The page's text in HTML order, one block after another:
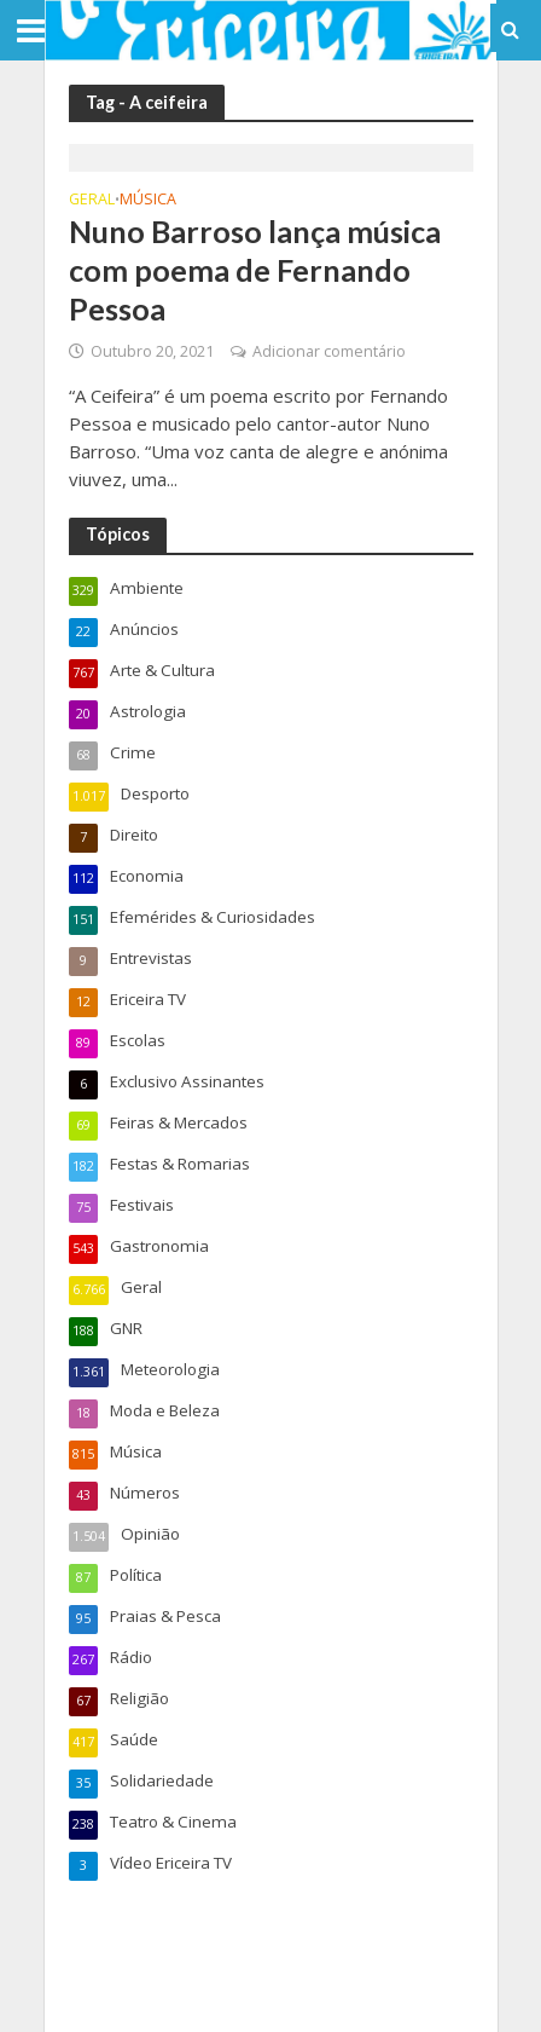
Tag - A ceifeira
GERAL•MÚSICA
Nuno Barroso lança música
com poema de Fernando
Pessoa
Outubro 20, 2021 Adicionar comentário
“A Ceifeira” é um poema escrito por Fernando
Pessoa e musicado pelo cantor-autor Nuno
Barroso. “Uma voz canta de alegre e anónima
viuvez, uma...
Tópicos
Ambiente
329
Anúncios
22
Arte & Cultura
767
Astrologia
20
Crime
68
Desporto
1.017
Direito
7
Economia
112
Efemérides & Curiosidades
151
Entrevistas
9
Ericeira TV
12
Escolas
89
Exclusivo Assinantes
6
Feiras & Mercados
69
Festas & Romarias
182
Festivais
75
Gastronomia
543
Geral
6.766
GNR
188
Meteorologia
1.361
Moda e Beleza
18
Música
815
Números
43
Opinião
1.504
Política
87
Praias & Pesca
95
Rádio
267
Religião
67
Saúde
417
Solidariedade
35
Teatro & Cinema
238
Vídeo Ericeira TV
3